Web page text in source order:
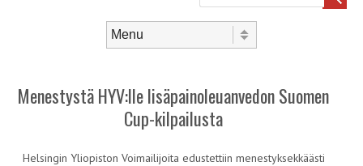
Menestystä HYV:lle lisäpainoleuanvedon Suomen
Cup-kilpailusta
Helsingin Yliopiston Voimailijoita edustettiin menestyksekkäästi